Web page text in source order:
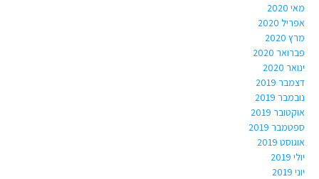
מאי 2020
אפריל 2020
מרץ 2020
פברואר 2020
ינואר 2020
דצמבר 2019
נובמבר 2019
אוקטובר 2019
ספטמבר 2019
אוגוסט 2019
יולי 2019
יוני 2019